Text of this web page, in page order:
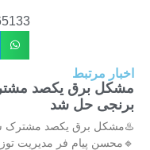
اخبار مرتبط
مشکل برق یکصد
برنجی حل شد
♨️مشکل برق یکصد مشترک
🔹محسن پیام فر مدیریت